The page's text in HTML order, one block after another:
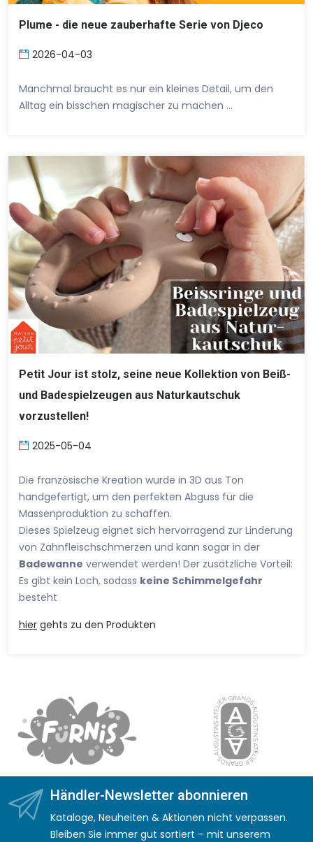
Plume - die neue zauberhafte Serie von Djeco
2026-04-03
Manchmal braucht es nur ein kleines Detail, um den
Alltag ein bisschen magischer zu machen …
Petit Jour ist stolz, seine neue Kollektion von Beiß-
und Badespielzeugen aus Naturkautschuk
vorzustellen!
2025-05-04
Die französische Kreation wurde in 3D aus Ton
handgefertigt, um den perfekten Abguss für die
Massenproduktion zu schaffen.
Dieses Spielzeug eignet sich hervorragend zur Linderung
von Zahnfleischschmerzen und kann sogar in der
Badewanne verwendet werden! Der zusätzliche Vorteil:
Es gibt kein Loch, sodass keine Schimmelgefahr
besteht
hier gehts zu den Produkten
Händler-Newsletter abonnieren
Kataloge, Neuheiten & Aktionen nicht verpassen.
Bleiben Sie immer gut sortiert – mit unserem